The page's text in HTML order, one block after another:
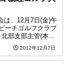
は、12月7日(金)午
ーチゴルフクラブ
部支部主管(本部
よる親睦ゴルフ大
2012年12月7日